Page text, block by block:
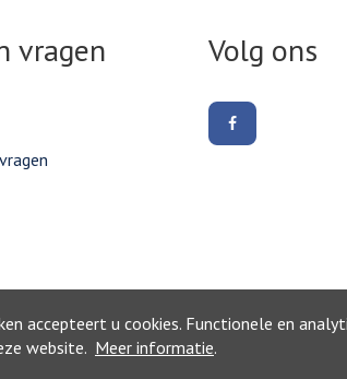
accepteert u cookies. Functionele en
website. Meer informatie.
vragen Volg ons
ons